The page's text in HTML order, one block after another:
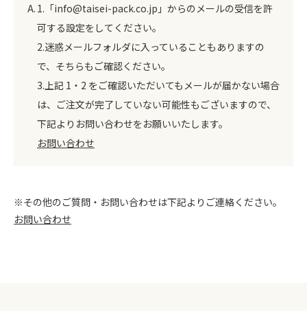
1.「info@taisei-pack.co.jp」からのメールの受信を許
可する設定をしてください。
2.迷惑メールフォルダに入っていることもありますの
で、そちらもご確認ください。
3.上記 1・2 をご確認いただいてもメールが届かない場合
は、ご注文が完了していない可能性もございますので、
下記よりお問い合わせをお願いいたします。
お問い合わせ
※その他のご質問・お問い合わせは下記よりご連絡ください。
お問い合わせ